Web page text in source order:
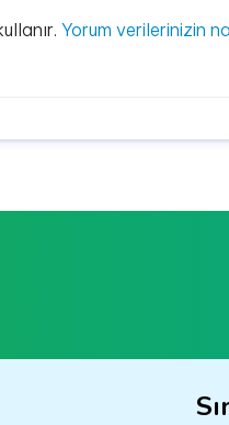
Yorum verilerinizin